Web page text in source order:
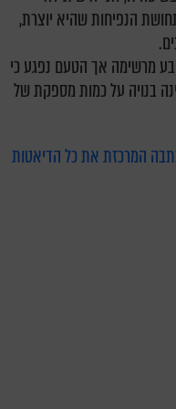
הנפיחות שהיא יוצרת,
מרשימה אך הטעם נפגע כי
בנויה על כמות מספקת של
המרכזת את כל הדיאטות